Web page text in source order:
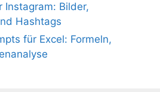
Instagram: Bilder,
Hashtags
für Excel: Formeln,